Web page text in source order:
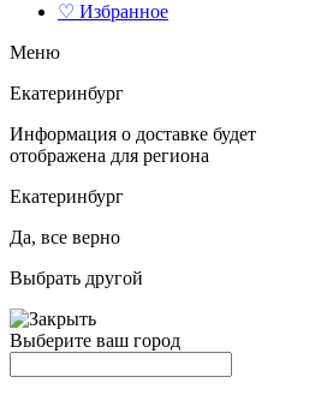
♡ Избранное
Меню
Екатеринбург
Информация о доставке будет
отображена для региона
Екатеринбург
Да, все верно
Выбрать другой
Выберите ваш город